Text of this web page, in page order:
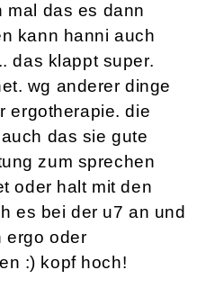
mal das es dann
kann hanni auch
das klappt super.
wg anderer dinge
ergotherapie. die
das sie gute
zum sprechen
oder halt mit den
es bei der u7 an und
ergo oder
:) kopf hoch!